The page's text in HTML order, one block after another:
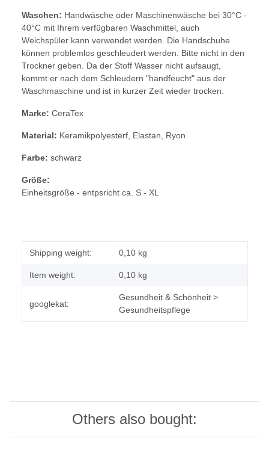
Waschen: Handwäsche oder Maschinenwäsche bei 30°C -
40°C mit Ihrem verfügbaren Waschmittel, auch
Weichspüler kann verwendet werden. Die Handschuhe
können problemlos geschleudert werden. Bitte nicht in den
Trockner geben. Da der Stoff Wasser nicht aufsaugt,
kommt er nach dem Schleudern "handfeucht" aus der
Waschmaschine und ist in kurzer Zeit wieder trocken.
Marke: CeraTex
Material: Keramikpolyesterf, Elastan, Ryon
Farbe: schwarz
Größe:
Einheitsgröße - entpsricht ca. S - XL
Item information
Value
Shipping weight: 0,10 kg
Item weight: 0,10 kg
googlekat:
Gesundheit & Schönheit >
Gesundheitspflege
Others also bought: